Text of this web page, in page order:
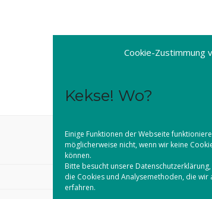
Cookie-Zustimmung
Kekse! Wo?
Einige Funktionen der Webseite
möglicherweise nicht, wenn wir keine
können.
Bitte besucht unsere Datenschutzerklärung
die Cookies und Analysemethoden, die wir
erfahren.